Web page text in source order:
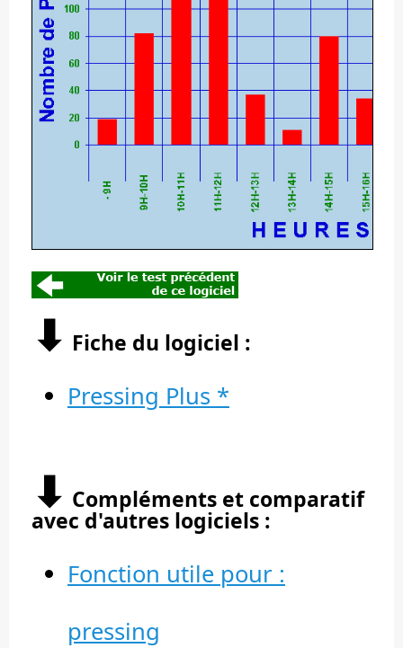
⬇︎ Fiche du logiciel :
Pressing Plus *
⬇︎ Compléments et comparatif
avec d'autres logiciels :
Fonction utile pour :
pressing